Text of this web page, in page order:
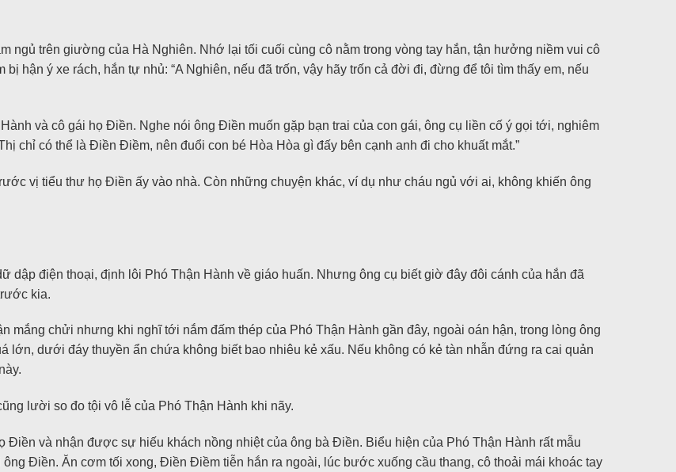
ngủ trên giường của Hà Nghiên. Nhớ lại tối cuối cùng cô nằm trong vòng tay hắn, tận hưởng niềm vui cô
hận ý xe rách, hắn tự nhủ: “A Nghiên, nếu đã trốn, vậy hãy trốn cả đời đi, đừng để tôi tìm thấy em, nếu
và cô gái họ Điền. Nghe nói ông Điền muốn gặp bạn trai của con gái, ông cụ liền cố ý gọi tới, nghiêm
chỉ có thể là Điền Điềm, nên đuổi con bé Hòa Hòa gì đấy bên cạnh anh đi cho khuất mắt.”
vị tiểu thư họ Điền ấy vào nhà. Còn những chuyện khác, ví dụ như cháu ngủ với ai, không khiến ông
dập điện thoại, định lôi Phó Thận Hành về giáo huấn. Nhưng ông cụ biết giờ đây đôi cánh của hắn đã
kia.
mắng chửi nhưng khi nghĩ tới nắm đấm thép của Phó Thận Hành gần đây, ngoài oán hận, trong lòng ông
lớn, dưới đáy thuyền ẩn chứa không biết bao nhiêu kẻ xấu. Nếu không có kẻ tàn nhẫn đứng ra cai quản
lười so đo tội vô lễ của Phó Thận Hành khi nãy.
Điền và nhận được sự hiếu khách nồng nhiệt của ông bà Điền. Biểu hiện của Phó Thận Hành rất mẫu
Điền. Ăn cơm tối xong, Điền Điềm tiễn hắn ra ngoài, lúc bước xuống cầu thang, cô thoải mái khoác tay